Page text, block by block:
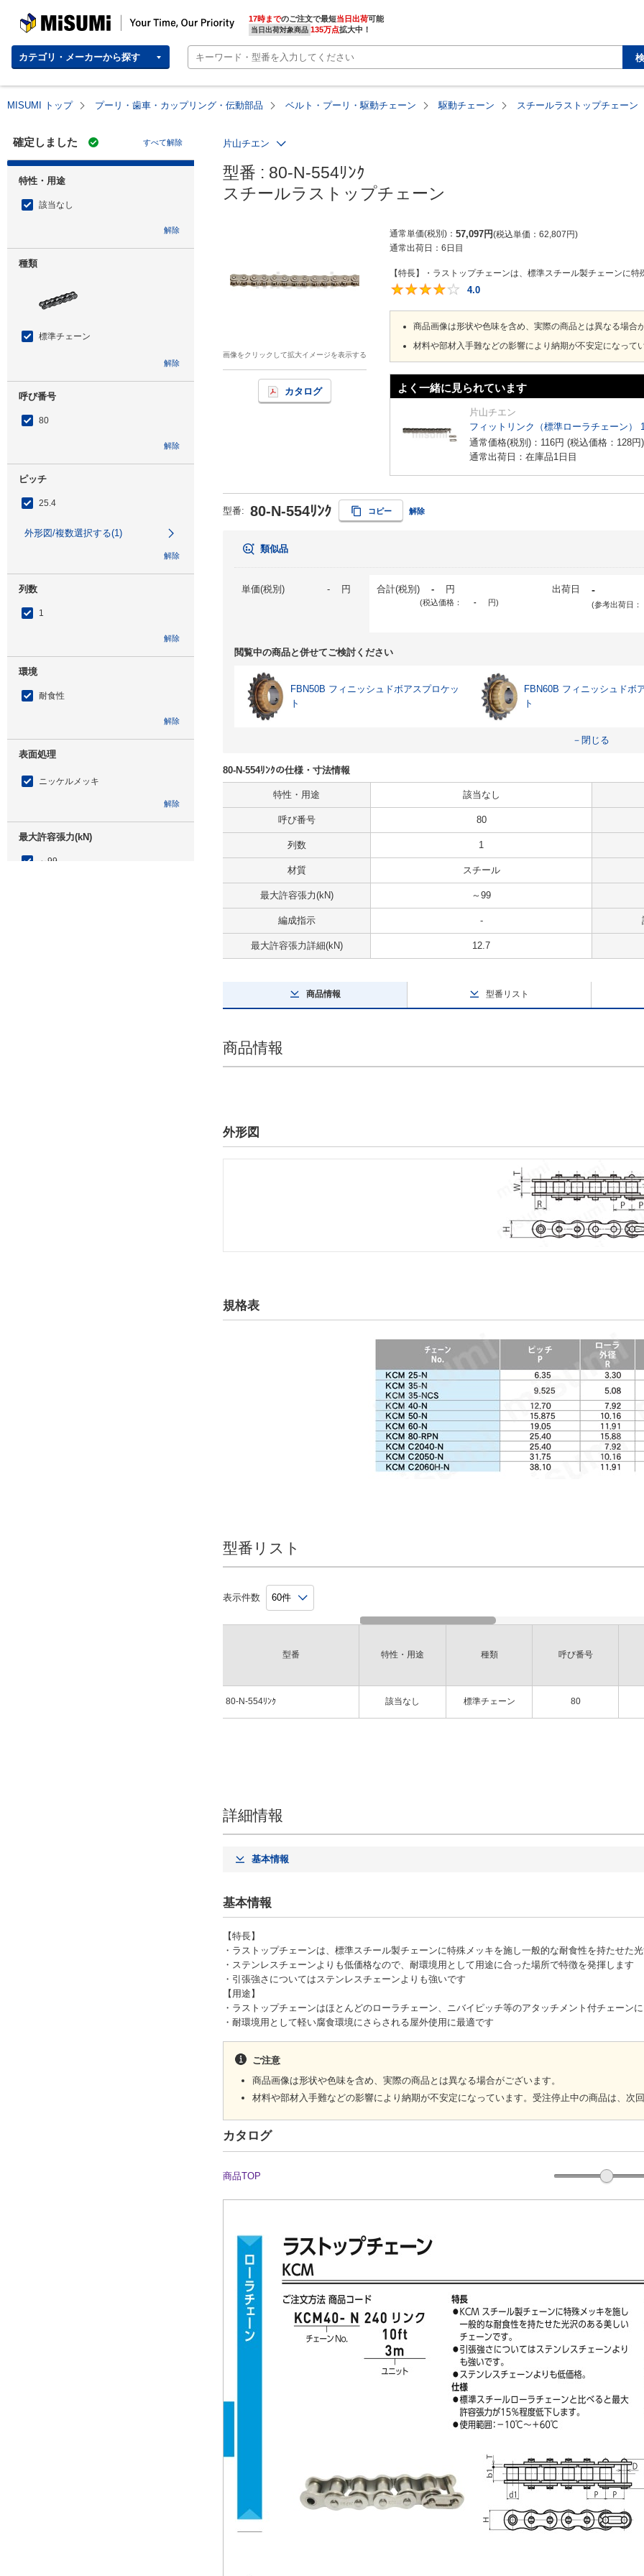
MISUMI | Your Time, Our Priority 17時までのご注文で最短当日出荷
当日出荷対象商品 135万点拡大中！
カテゴリ・メーカーから探す
MISUMI トップ プーリ・歯車・カップリング・伝動部品 ベルト・プーリ・駆動チェーン 駆動チェーン スチールラストップチェーン
確定しました すべて解除
特性・用途
該当なし
解除
種類
標準チェーン
解除
呼び番号
80
解除
ピッチ
25.4
外形図/複数選択する(1)
解除
列数
1
解除
環境
耐食性
解除
表面処理
ニッケルメッキ
解除
最大許容張力(kN)
～99
片山チエン
型番 : 80-N-554ﾘﾝｸ
スチールラストップチェーン
画像をクリックして拡大イメージを表示する
カタログ
通常単価(税別) 57,097円 税込単価 62,807円
通常出荷日： 6日目
【特長】・ラストップチェーンは、標準スチール製チェーンに
4.0
商品画像は形状や色味を含め、実際の商品とは異なる場合
材料や部材入手難などの影響により納期が不安定になっ
よく一緒に見られています
片山チエン
フィットリンク（標準ローラチェーン）
通常価格(税別)： 116円 (税込価格： 128円)
通常出荷日：在庫品1日目
型番: 80-N-554ﾘﾝｸ コピー 解除
類似品
単価(税別) - 円 合計(税別) - 円
(税込価格： - 円)
出荷日 -
(参考出荷日：
閲覧中の商品と併せてご検討ください
FBN50B フィニッシュドボアスプロケッ
ト
FBN60B フィニッシュドボ
ト
－閉じる
80-N-554ﾘﾝｸの仕様・寸法情報
特性・用途 該当なし
呼び番号 80
列数 1
材質 スチール
最大許容張力(kN) ～99
編成指示 -
最大許容張力詳細(kN) 12.7
商品情報 型番リスト
商品情報
外形図
規格表
型番リスト
表示件数
型番
80-N-554ﾘﾝｸ
特性・用途 種類 呼び番号
該当なし 標準チェーン 80
詳細情報
基本情報
基本情報
【特長】
・ラストップチェーンは、標準スチール製チェーンに特殊メッキを施し一般的な耐食性を持たせた
・ステンレスチェーンよりも低価格なので、耐環境用として用途に合った場所で特徴を発揮します
・引張強さについてはステンレスチェーンよりも強いです
【用途】
・ラストップチェーンはほとんどのローラチェーン、ニバイピッチ等のアタッチメント付チェーン
・耐環境用として軽い腐食環境にさらされる屋外使用に最適です
ご注意
商品画像は形状や色味を含め、実際の商品とは異なる場合がございます。
材料や部材入手難などの影響により納期が不安定になっています。受注停止中の商品は、次
カタログ
商品TOP